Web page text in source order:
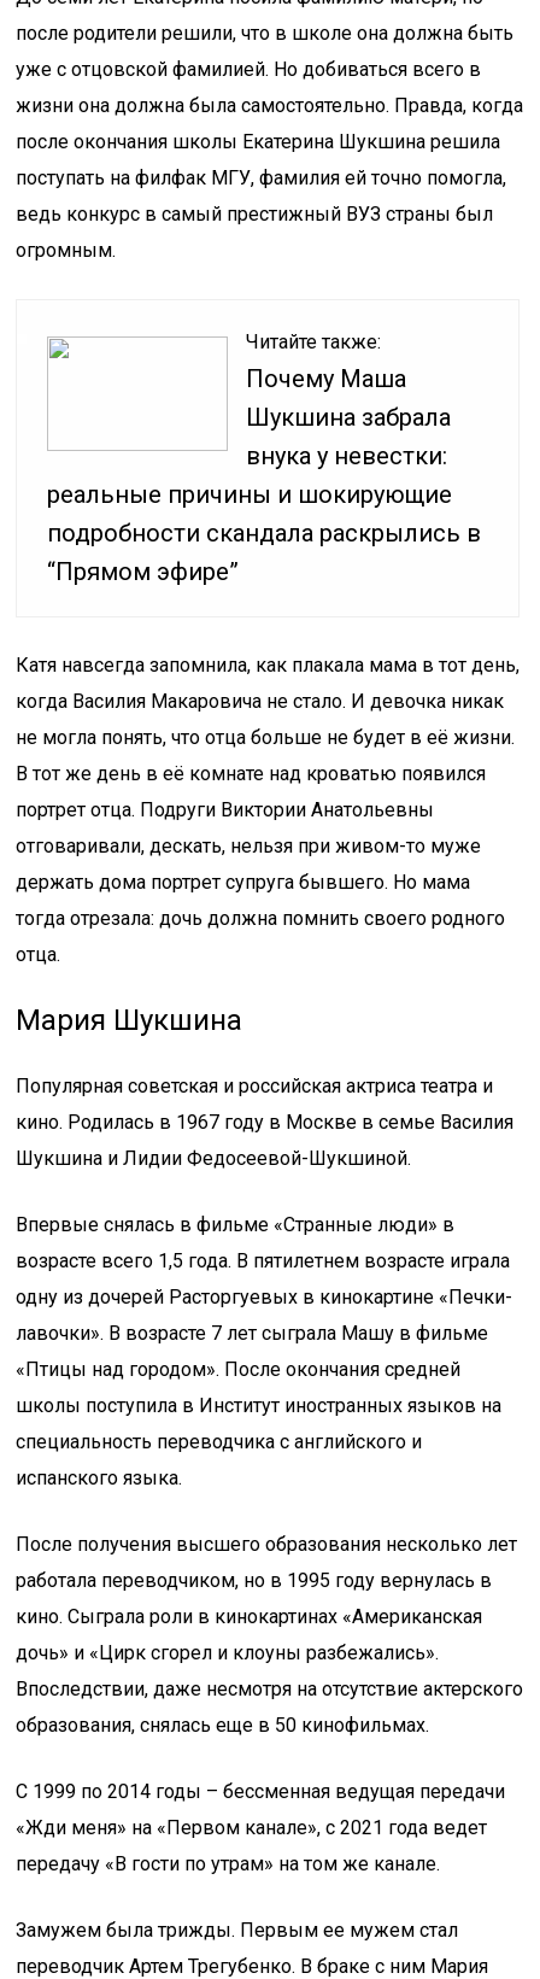
после родители решили, что в школе она должна быть
уже с отцовской фамилией. Но добиваться всего в
жизни она должна была самостоятельно. Правда, когда
после окончания школы Екатерина Шукшина решила
поступать на филфак МГУ, фамилия ей точно помогла,
ведь конкурс в самый престижный ВУЗ страны был
огромным.
Читайте также:
Почему Маша
Шукшина забрала
внука у невестки:
реальные причины и шокирующие
подробности скандала раскрылись в
“Прямом эфире”
Катя навсегда запомнила, как плакала мама в тот день,
когда Василия Макаровича не стало. И девочка никак
не могла понять, что отца больше не будет в её жизни.
В тот же день в её комнате над кроватью появился
портрет отца. Подруги Виктории Анатольевны
отговаривали, дескать, нельзя при живом-то муже
держать дома портрет супруга бывшего. Но мама
тогда отрезала: дочь должна помнить своего родного
отца.
Мария Шукшина
Популярная советская и российская актриса театра и
кино. Родилась в 1967 году в Москве в семье Василия
Шукшина и Лидии Федосеевой-Шукшиной.
Впервые снялась в фильме «Странные люди» в
возрасте всего 1,5 года. В пятилетнем возрасте играла
одну из дочерей Расторгуевых в кинокартине «Печки-
лавочки». В возрасте 7 лет сыграла Машу в фильме
«Птицы над городом». После окончания средней
школы поступила в Институт иностранных языков на
специальность переводчика с английского и
испанского языка.
После получения высшего образования несколько лет
работала переводчиком, но в 1995 году вернулась в
кино. Сыграла роли в кинокартинах «Американская
дочь» и «Цирк сгорел и клоуны разбежались».
Впоследствии, даже несмотря на отсутствие актерского
образования, снялась еще в 50 кинофильмах.
С 1999 по 2014 годы – бессменная ведущая передачи
«Жди меня» на «Первом канале», с 2021 года ведет
передачу «В гости по утрам» на том же канале.
Замужем была трижды. Первым ее мужем стал
переводчик Артем Трегубенко. В браке с ним Мария